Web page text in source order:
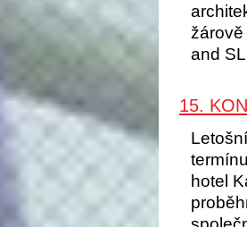
and
15.
hotel